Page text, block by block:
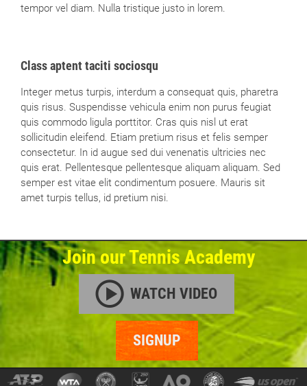
tempor vel diam. Nulla tristique justo in lorem.
Class aptent taciti sociosqu
Integer metus turpis, interdum a consequat quis, pharetra
quis risus. Suspendisse vehicula enim non purus feugiat
quis commodo ligula porttitor. Cras quis nisl ut erat
sollicitudin eleifend. Etiam pretium risus et felis semper
consectetur. In id augue sed dui venenatis ultricies nec
quis erat. Pellentesque pellentesque aliquam aliquam. Sed
semper est vitae elit condimentum posuere. Mauris sit
amet turpis tellus, id pretium nisi.
Join our Tennis Academy
WATCH VIDEO
SIGNUP